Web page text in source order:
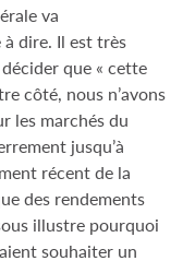
va
dire. Il est très
que « cette
côté, nous n’avons
les marchés du
jusqu’à
récent de la
des rendements
illustre pourquoi
souhaiter un